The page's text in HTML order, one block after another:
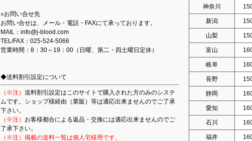
○お問い合せ先
お問い合せは、メール・電話・FAXにて承っております。
MAIL：info@j-blood.com
TEL/FAX：025-524-5066
営業時間：8：30～19：00（日曜、第二・四土曜日定休）
◆送料割引設定について
（※注） 送料割引設定はこのサイトで購入された方のみのシステ
ムです。ショップ様経由（業販）等は適応出来ませんのでご了承
下さい。
（※注） お客様都合による返品・交換には適応出来ませんのでご
了承下さい。
（※注）掲載の送料一覧は個人宅様用です。
神奈川
新潟
山梨
富山
岐阜
長野
静岡
愛知
石川
福井